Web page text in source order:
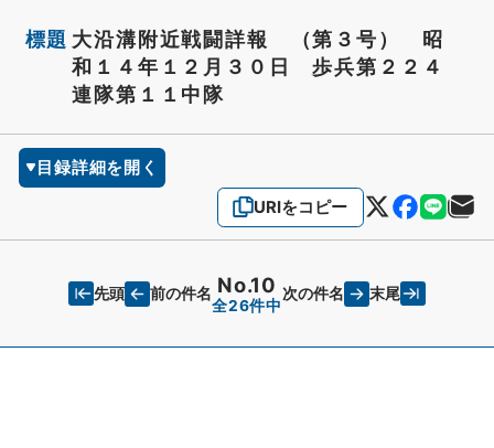
標題 大沿溝附近戦闘詳報 （第３号） 昭
和１４年１２月３０日 歩兵第２２４
連隊第１１中隊
目録詳細を開く
URIをコピー
先頭 前の件名 No.10
全26件中
次の件名 末尾